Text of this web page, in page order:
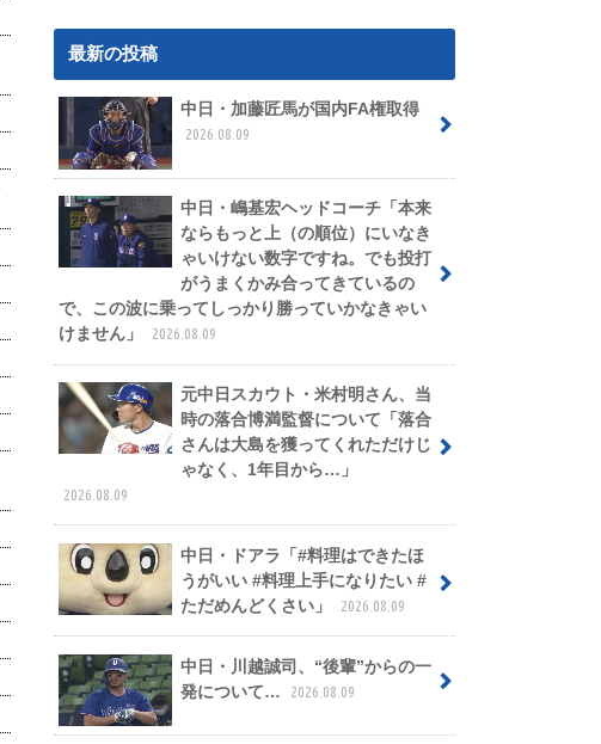
最新の投稿
中日・加藤匠馬が国内FA権取得
2026.08.09
中日・嶋基宏ヘッドコーチ「本来
ならもっと上（の順位）にいなき
ゃいけない数字ですね。でも投打
がうまくかみ合ってきているの
で、この波に乗ってしっかり勝っていかなきゃい
けません」
2026.08.09
元中日スカウト・米村明さん、当
時の落合博満監督について「落合
さんは大島を獲ってくれただけじ
ゃなく、1年目から…」
2026.08.09
中日・ドアラ「#料理はできたほ
うがいい #料理上手になりたい #
ただめんどくさい」
2026.08.09
中日・川越誠司、“後輩”からの一
発について…
2026.08.09